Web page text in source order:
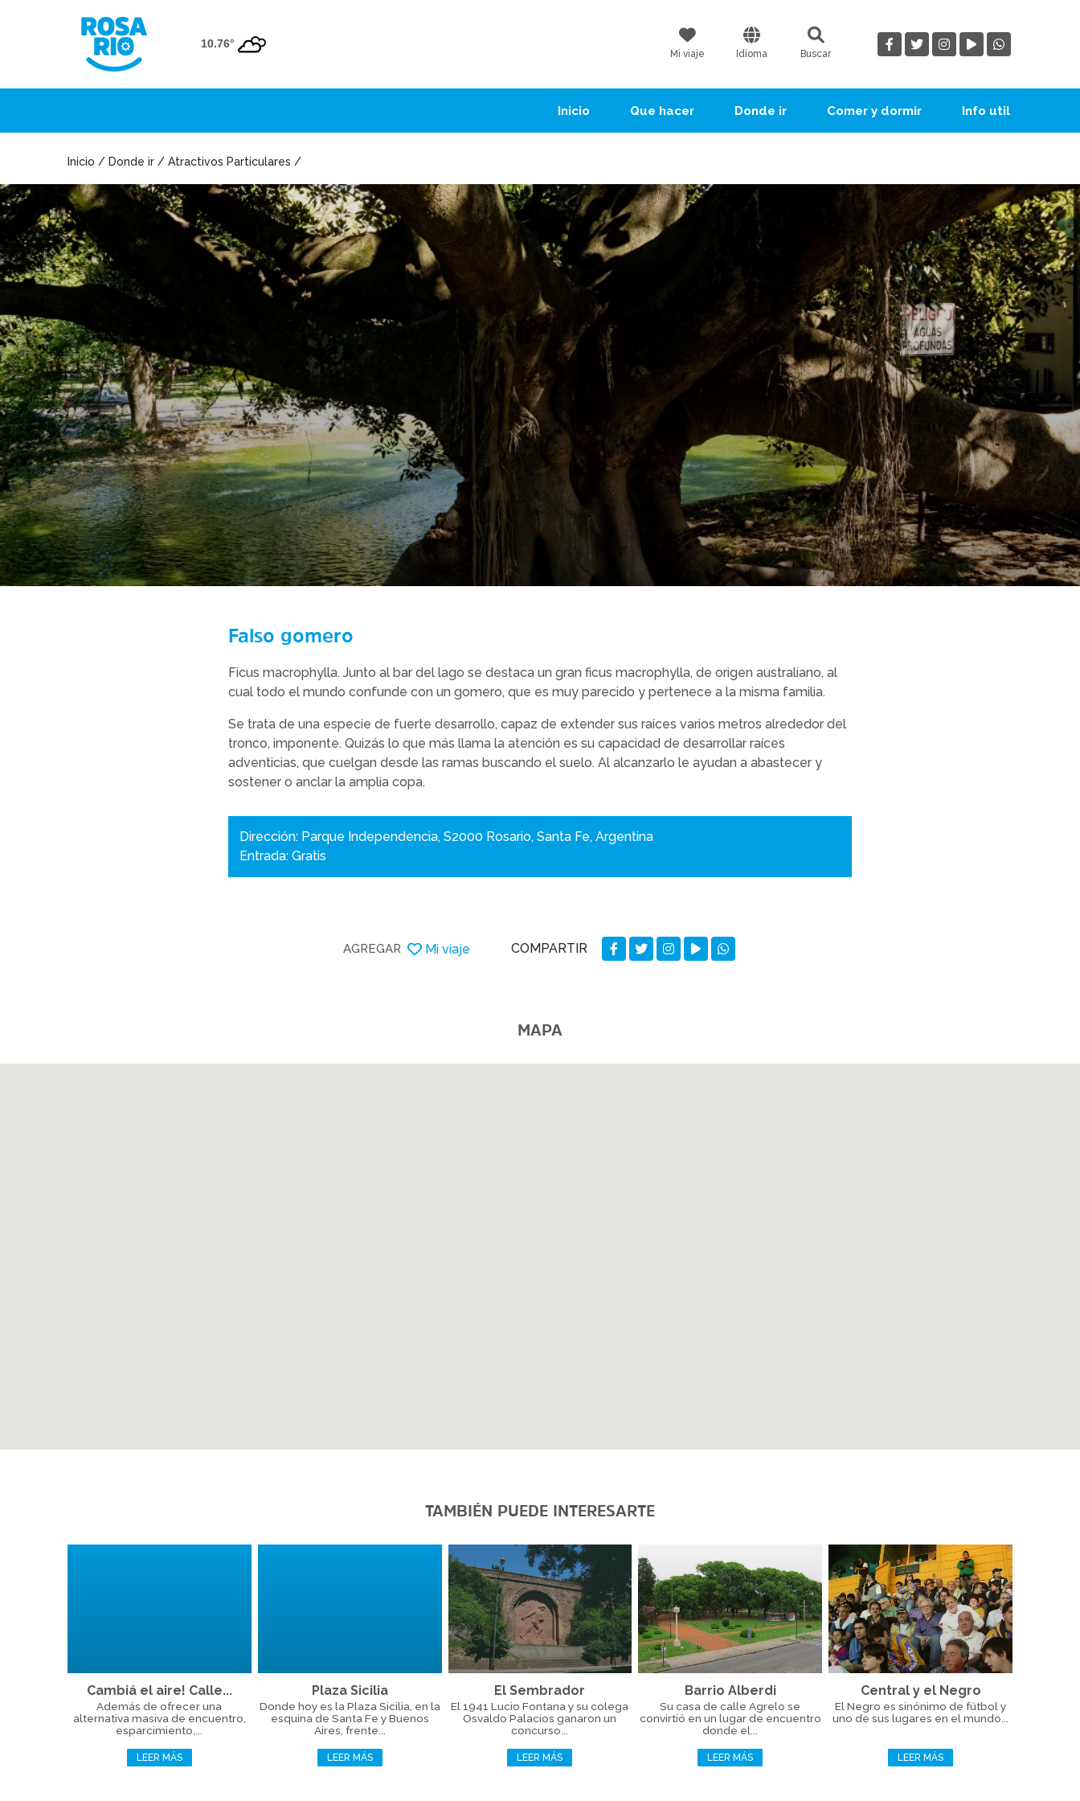
10.76°
Mi viaje Idioma Buscar
Inicio Que hacer Donde ir Comer y dormir Info util
Inicio / Donde ir / Atractivos Particulares /
Falso gomero
Ficus macrophylla. Junto al bar del lago se destaca un gran ficus macrophylla, de origen australiano, al
cual todo el mundo confunde con un gomero, que es muy parecido y pertenece a la misma familia.
Se trata de una especie de fuerte desarrollo, capaz de extender sus raíces varios metros alrededor del
tronco, imponente. Quizás lo que más llama la atención es su capacidad de desarrollar raíces
adventicias, que cuelgan desde las ramas buscando el suelo. Al alcanzarlo le ayudan a abastecer y
sostener o anclar la amplia copa.
Dirección: Parque Independencia, S2000 Rosario, Santa Fe, Argentina
Entrada: Gratis
AGREGAR Mi viaje COMPARTIR
MAPA
TAMBIÉN PUEDE INTERESARTE
Cambiá el aire! Calle...
Además de ofrecer una
alternativa masiva de encuentro,
esparcimiento,...
LEER MÁS
Plaza Sicilia
Donde hoy es la Plaza Sicilia, en la
esquina de Santa Fe y Buenos
Aires, frente...
LEER MÁS
El Sembrador
El 1941 Lucio Fontana y su colega
Osvaldo Palacios ganaron un
concurso...
LEER MÁS
Barrio Alberdi
Su casa de calle Agrelo se
convirtió en un lugar de encuentro
donde el...
LEER MÁS
Central y el Negro
El Negro es sinónimo de fútbol y
uno de sus lugares en el mundo...
LEER MÁS